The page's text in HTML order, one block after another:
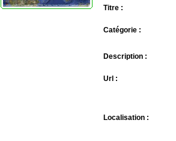
Titre :
Catégorie :
Description :
Url :
Localisation :